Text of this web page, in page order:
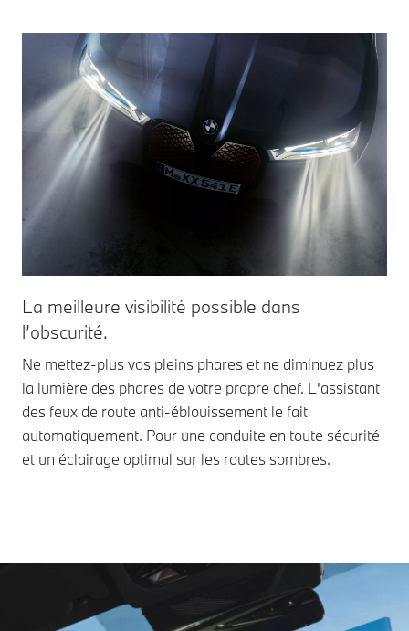
La meilleure visibilité possible dans
l’obscurité.
Ne mettez-plus vos pleins phares et ne diminuez plus
la lumière des phares de votre propre chef. L'assistant
des feux de route anti-éblouissement le fait
automatiquement. Pour une conduite en toute sécurité
et un éclairage optimal sur les routes sombres.